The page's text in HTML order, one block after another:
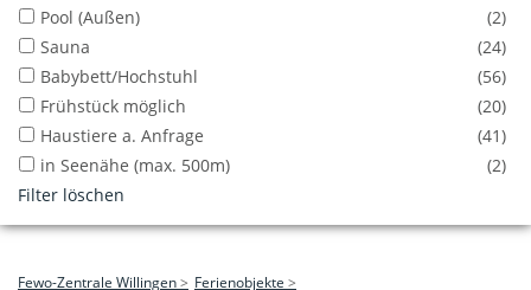
Pool (Außen)
(2)
Sauna
(24)
Babybett/Hochstuhl
(56)
Frühstück möglich
(20)
Haustiere a. Anfrage
(41)
in Seenähe (max. 500m)
(2)
Filter löschen
Fewo-Zentrale Willingen
Ferienobjekte